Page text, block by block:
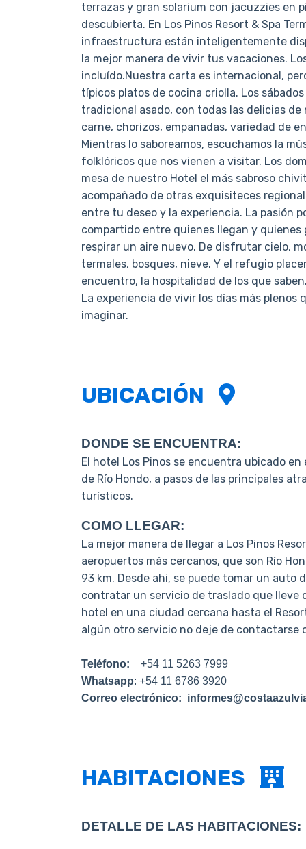
terrazas y gran solarium con jacuzzies en
descubierta. En Los Pinos Resort & Spa
infraestructura están inteligentemente
la mejor manera de vivir tus vacaciones.
incluído.Nuestra carta es internacional,
típicos platos de cocina criolla. Los
tradicional asado, con todas las delicias
carne, chorizos, empanadas, variedad de
Mientras lo saboreamos, escuchamos la
folklóricos que nos vienen a visitar. Los
mesa de nuestro Hotel el más sabroso
acompañado de otras exquisiteces
entre tu deseo y la experiencia. La pasión
compartido entre quienes llegan y quienes
respirar un aire nuevo. De disfrutar cielo,
termales, bosques, nieve. Y el refugio
encuentro, la hospitalidad de los que
La experiencia de vivir los días más plenos
imaginar.
UBICACIÓN
DONDE SE ENCUENTRA:
El hotel Los Pinos se encuentra ubicado
de Río Hondo, a pasos de las principales
turísticos.
COMO LLEGAR:
La mejor manera de llegar a Los Pinos
aeropuertos más cercanos, que son Río
93 km. Desde ahi, se puede tomar un auto
contratar un servicio de traslado que lleve
hotel en una ciudad cercana hasta el
algún otro servicio no deje de contactarse
Teléfono:
+54 11 5263 7999
Whatsapp: +54 11 6786 3920
Correo electrónico:
HABITACIONES
DETALLE DE LAS HABITACIONES: